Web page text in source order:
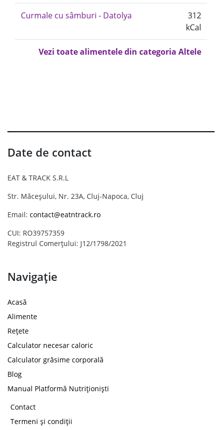
Curmale cu sâmburi - Datolya
312
kCal
Vezi toate alimentele din categoria Altele
Date de contact
EAT & TRACK S.R.L
Str. Măceșului, Nr. 23A, Cluj-Napoca, Cluj
Email: contact@eatntrack.ro
CUI: RO39757359
Registrul Comerțului: J12/1798/2021
Navigație
Acasă
Alimente
Rețete
Calculator necesar caloric
Calculator grăsime corporală
Blog
Manual Platformă Nutriționiști
Contact
Termeni și condiții